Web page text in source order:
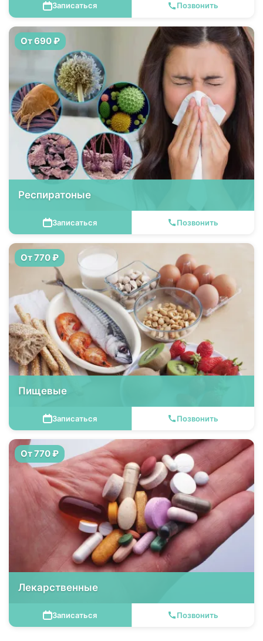
Записаться Позвонить
От 690 ₽
Респиратоные
Записаться Позвонить
От 770 ₽
Пищевые
Записаться Позвонить
От 770 ₽
Лекарственные
Записаться Позвонить